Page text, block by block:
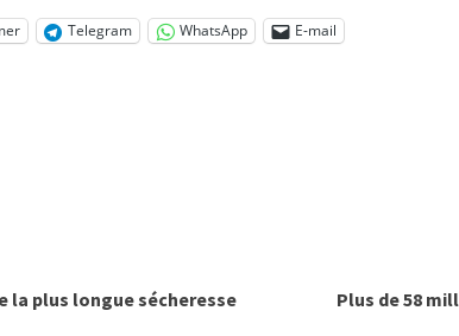
Telegram WhatsApp E-mail
la plus longue sécheresse
Plus de 58